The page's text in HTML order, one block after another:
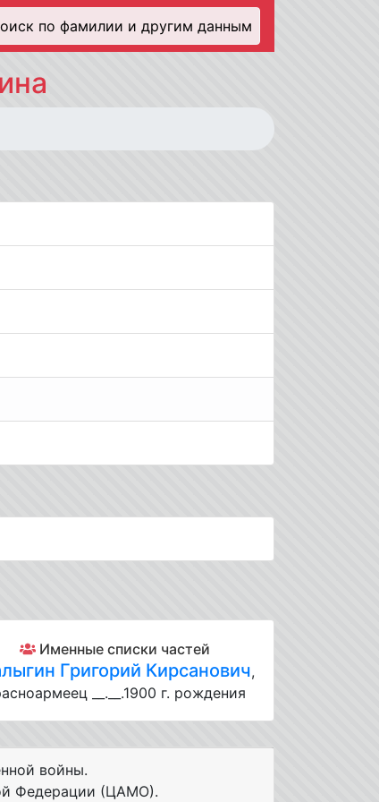
по фамилии и другим данным
Именные списки частей
Григорий Кирсанович,
__.__.1900 г. рождения
войны.
Федерации (ЦАМО).